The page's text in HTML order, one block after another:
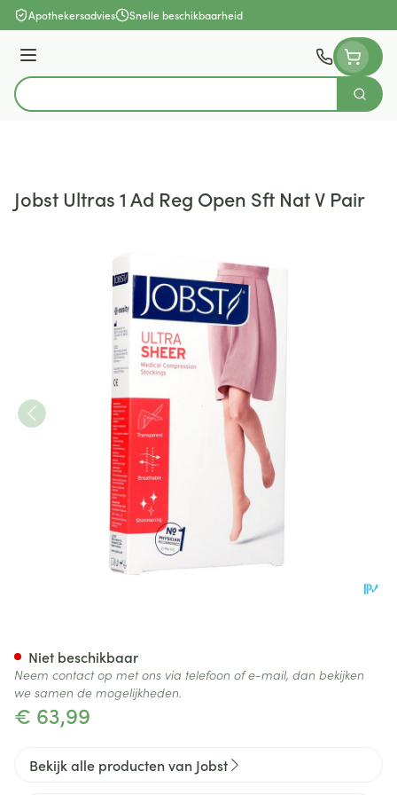
Ga naar de inhoud
Apothekersadvies Snelle beschikbaarheid
Menu
Product, merk, categorie...
Zoek
Jobst Ultras 1 Ad Reg Open Sft Nat V Pair
€ 63,99
Niet beschikbaar
Neem contact op met ons via telefoon of e-mail, dan bekijken
we samen de mogelijkheden.
Bekijk alle producten van Jobst